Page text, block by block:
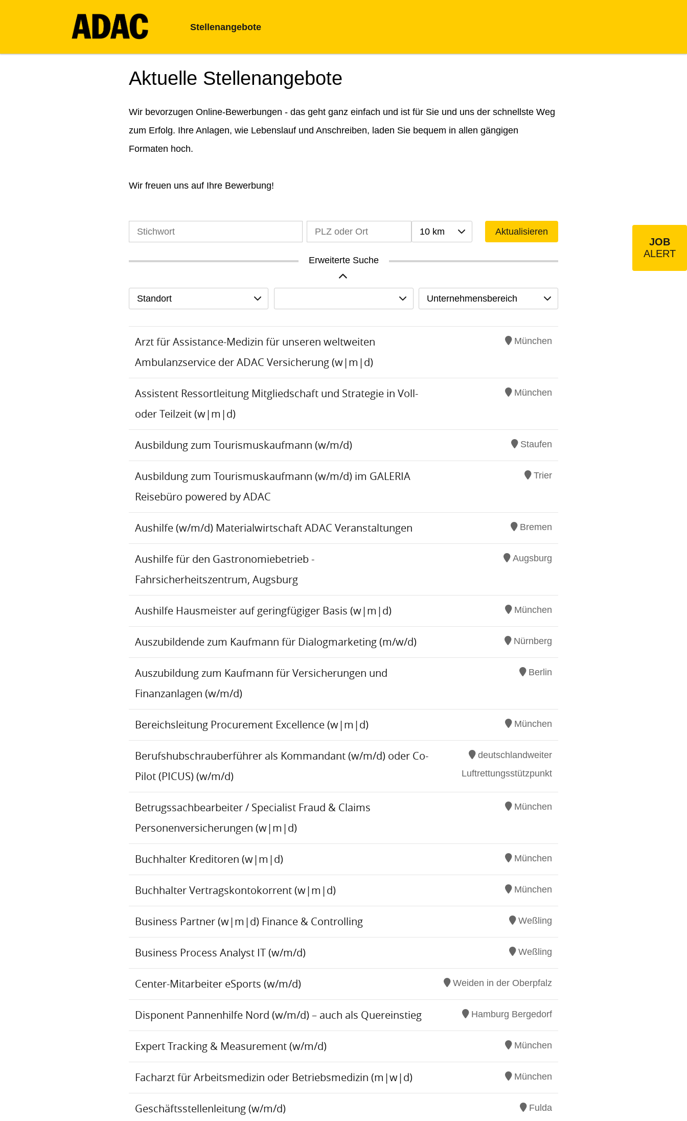
Stellenangebote
Aktuelle Stellenangebote
Wir bevorzugen Online-Bewerbungen - das geht ganz einfach und ist für Sie und uns der schnellste Weg
zum Erfolg. Ihre Anlagen, wie Lebenslauf und Anschreiben, laden Sie bequem in allen gängigen
Formaten hoch.
Wir freuen uns auf Ihre Bewerbung!
10 km Aktualisieren
Erweiterte Suche
Standort Unternehmensbereich
Arzt für Assistance-Medizin für unseren weltweiten
Ambulanzservice der ADAC Versicherung (w|m|d)
München
Assistent Ressortleitung Mitgliedschaft und Strategie in Voll-
oder Teilzeit (w|m|d)
München
Ausbildung zum Tourismuskaufmann (w/m/d) Staufen
Ausbildung zum Tourismuskaufmann (w/m/d) im GALERIA
Reisebüro powered by ADAC
Trier
Aushilfe (w/m/d) Materialwirtschaft ADAC Veranstaltungen Bremen
Aushilfe für den Gastronomiebetrieb -
Fahrsicherheitszentrum, Augsburg
Augsburg
Aushilfe Hausmeister auf geringfügiger Basis (w|m|d) München
Auszubildende zum Kaufmann für Dialogmarketing (m/w/d) Nürnberg
Auszubildung zum Kaufmann für Versicherungen und
Finanzanlagen (w/m/d)
Berlin
Bereichsleitung Procurement Excellence (w|m|d) München
Berufshubschrauberführer als Kommandant (w/m/d) oder Co-
Pilot (PICUS) (w/m/d)
deutschlandweiter
Luftrettungsstützpunkt
Betrugssachbearbeiter / Specialist Fraud & Claims
Personenversicherungen (w|m|d)
München
Buchhalter Kreditoren (w|m|d) München
Buchhalter Vertragskontokorrent (w|m|d) München
Business Partner (w|m|d) Finance & Controlling Weßling
Business Process Analyst IT (w/m/d) Weßling
Center-Mitarbeiter eSports (w/m/d) Weiden in der Oberpfalz
Disponent Pannenhilfe Nord (w/m/d) – auch als Quereinstieg Hamburg Bergedorf
Expert Tracking & Measurement (w/m/d) München
Facharzt für Arbeitsmedizin oder Betriebsmedizin (m|w|d) München
Geschäftsstellenleitung (w/m/d) Fulda
JOB
ALERT